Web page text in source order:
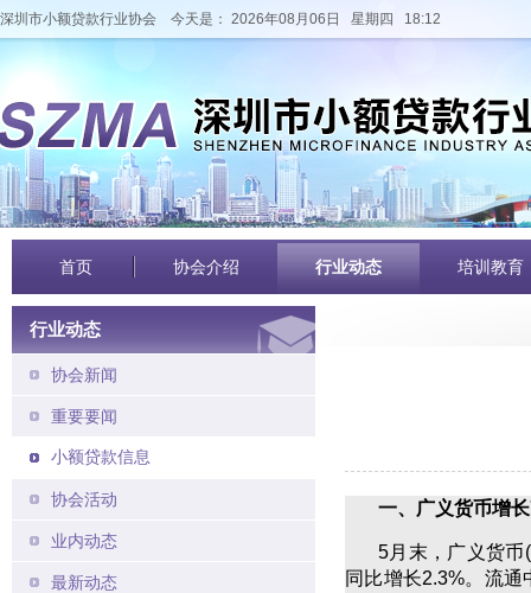
深圳市小额贷款行业协会 今天是： 2026年08月06日 星期四 18:12
首页 协会介绍 行业动态 培训教育
行业动态
协会新闻
重要要闻
小额贷款信息
协会活动
业内动态
最新动态
一、广义货币增
5月末，广义货币
同比增长2.3%。流